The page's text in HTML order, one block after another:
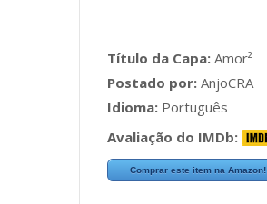
Título da Capa: Amor²
Postado por: AnjoCRA
Idioma: Português
Avaliação do IMDb:
Comprar este item na Amazon!